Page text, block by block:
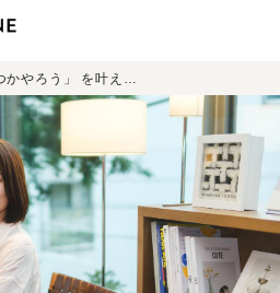
「いつかやろう」 を叶えるのは、いま。保育士からライフプランナーになった私の “特別養子縁組” という選択。 プルデンシャル生命 小峯 亜希子 ＜前編＞